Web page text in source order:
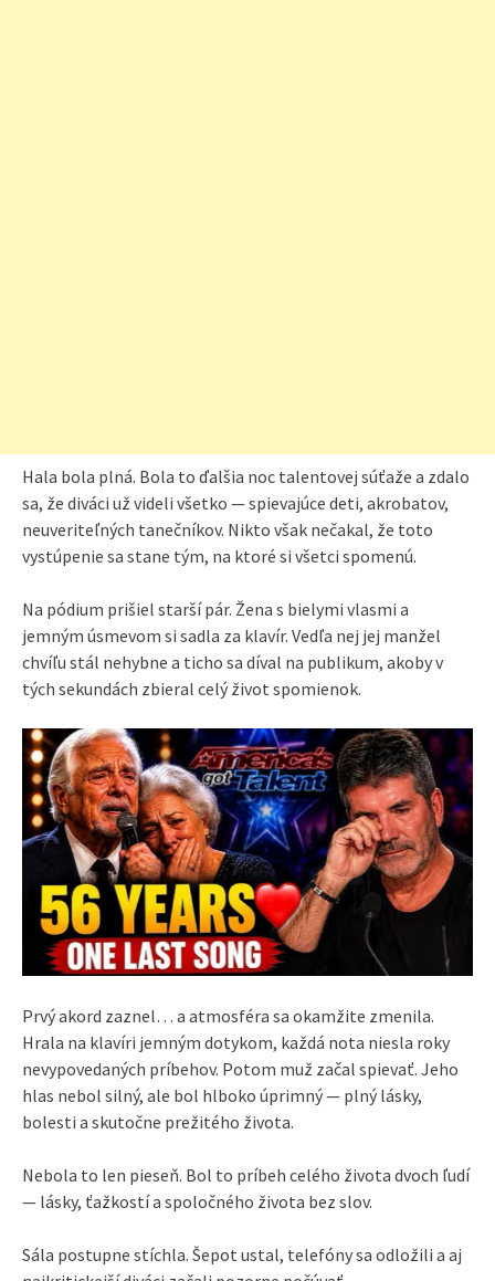
Hala bola plná. Bola to ďalšia noc talentovej súťaže a zdalo
sa, že diváci už videli všetko — spievajúce deti, akrobatov,
neuveriteľných tanečníkov. Nikto však nečakal, že toto
vystúpenie sa stane tým, na ktoré si všetci spomenú.
Na pódium prišiel starší pár. Žena s bielymi vlasmi a
jemným úsmevom si sadla za klavír. Vedľa nej jej manžel
chvíľu stál nehybne a ticho sa díval na publikum, akoby v
tých sekundách zbieral celý život spomienok.
Prvý akord zaznel… a atmosféra sa okamžite zmenila.
Hrala na klavíri jemným dotykom, každá nota niesla roky
nevypovedaných príbehov. Potom muž začal spievať. Jeho
hlas nebol silný, ale bol hlboko úprimný — plný lásky,
bolesti a skutočne prežitého života.
Nebola to len pieseň. Bol to príbeh celého života dvoch ľudí
— lásky, ťažkostí a spoločného života bez slov.
Sála postupne stíchla. Šepot ustal, telefóny sa odložili a aj